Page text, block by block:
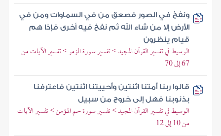
ونفخ في الصور فصعق من في السماوات ومن في
الأرض إلا من شاء الله ثم نفخ فيه أخرى فإذا هم
قيام ينظرون
الوسيط في تفسير القرآن المجيد > تفسير سورة الزمر > تفسير الآيات من
67 إلى 70
قالوا ربنا أمتنا اثنتين وأحييتنا اثنتين فاعترفنا
بذنوبنا فهل إلى خروج من سبيل
الوسيط في تفسير القرآن المجيد > تفسير سورة حم المؤمن > تفسير الآيات
من 10 إلى 12